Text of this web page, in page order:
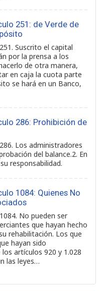
251: de Verde de
Suscrito el capital
por la prensa a los
de otra manera,
en caja la cuota parte
se hará en un Banco,
286: Prohibición de
Los administradores
del balance.2. En
responsabilidad.
1084: Quienes No
No pueden ser
que hayan hecho
rehabilitación. Los que
hayan sido
artículos 920 y 1.028
las leyes…